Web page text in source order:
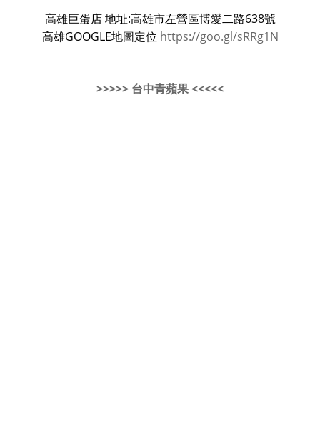
高雄巨蛋店 地址:高雄市左營區博愛二路638號
高雄GOOGLE地圖定位 https://goo.gl/sRRg1N
>>>>> 台中青蘋果 <<<<<